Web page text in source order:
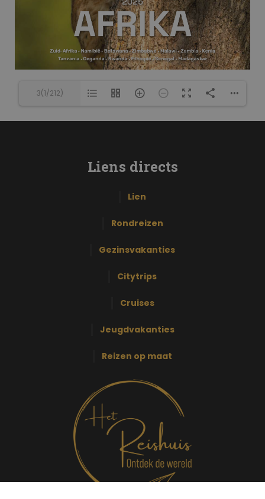
3(1/212)
Liens directs
Lien
Rondreizen
Gezinsvakanties
Citytrips
Cruises
Jeugdvakanties
Reizen op maat